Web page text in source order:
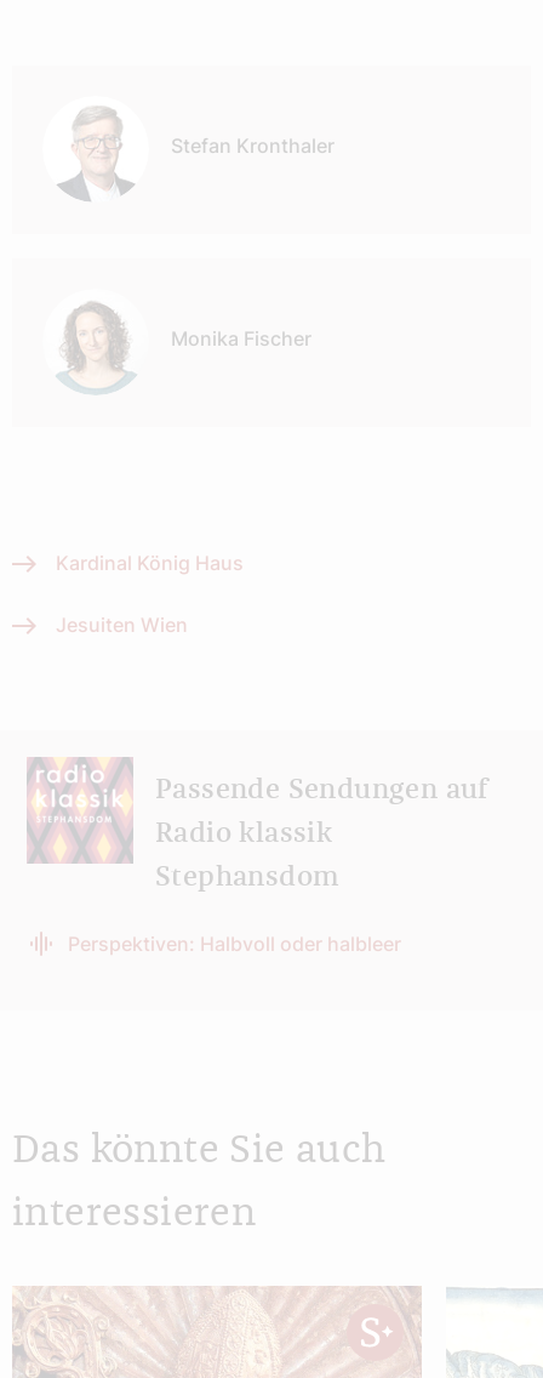
Stefan Kronthaler
Monika Fischer
Kardinal König Haus
Jesuiten Wien
Passende Sendungen auf
Radio klassik
Stephansdom
Perspektiven: Halbvoll oder halbleer
Das könnte Sie auch
interessieren